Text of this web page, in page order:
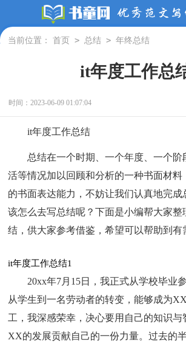
当前位置： 首页 > 总结 > 年终总结
it年度工作总
时间：2023-06-09 01:07:04
it年度工作总结
总结在一个时期、一个年度、一个阶
活等情况加以回顾和分析的一种书面材料
的书面表达能力，不妨让我们认真地完成
该怎么去写总结呢？下面是小编帮大家整
结，供大家参考借鉴，希望可以帮助到有
it年度工作总结1
20xx年7月15日，我正式从学校毕业
从学生到一名劳动者的转变，能够成为
工，我深感荣幸，决心要用自己的知识
XX的发展贡献自己的一份力量。过去的